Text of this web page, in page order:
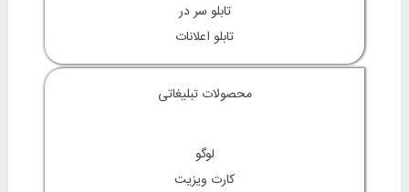
تابلو سر در
تابلو اعلانات
محصولات تبلیغاتی
لوگو
کارت ویزیت